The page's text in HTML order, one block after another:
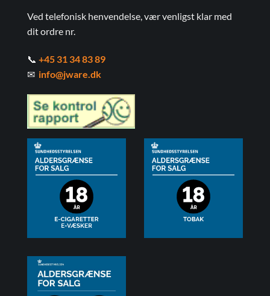
Ved telefonisk henvendelse, vær venligst klar med
dit ordre nr.
📞 +45 31 34 83 89
✉ info@jware.dk